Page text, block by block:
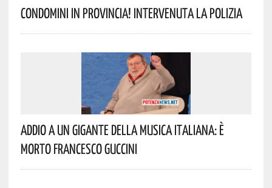
Condomini In Provincia! Intervenuta La Polizia
Addio A Un Gigante Della Musica Italiana: È
Morto Francesco Guccini